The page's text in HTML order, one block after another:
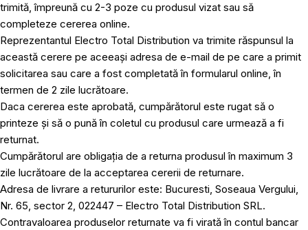
trimită, împreună cu 2-3 poze cu produsul vizat sau să
completeze cererea online.
Reprezentantul Electro Total Distribution va trimite răspunsul la
această cerere pe aceeași adresa de e-mail de pe care a primit
solicitarea sau care a fost completată în formularul online, în
termen de 2 zile lucrătoare.
Daca cererea este aprobată, cumpărătorul este rugat să o
printeze și să o pună în coletul cu produsul care urmează a fi
returnat.
Cumpărătorul are obligația de a returna produsul în maximum 3
zile lucrătoare de la acceptarea cererii de returnare.
Adresa de livrare a retururilor este: Bucuresti, Soseaua Vergului,
Nr. 65, sector 2, 022447 – Electro Total Distribution SRL.
Contravaloarea produselor returnate va fi virată în contul bancar